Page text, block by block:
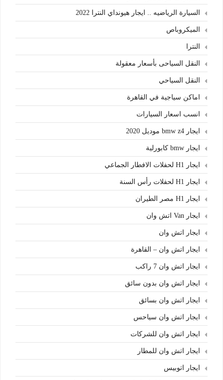
السيارة الرياضيه .. ايجار هيونداي النترا 2022
الميكروباص
النترا
النقل السياحى بأسعار معقولة
النقل السياحي
اماكن سياجية في القاهرة
انسب اسعار السيارات
ايجار bmw z4 موديل 2020
ايجار bmw كابورلية
ايجار H1 لحفلات الافطار الجماعي
ايجار H1 لحفلات رأس السنة
ايجار H1 مصر الطيران
ايجار Van اتش وان
ايجار اتش وان
ايجار اتش وان – القاهرة
ايجار اتش وان 7 راكب
ايجار اتش وان بدون سائق
ايجار اتش وان بسائق
ايجار اتش وان سياحس
ايجار اتش وان للشركات
ايجار اتش وان للمطار
ايجار اتوبيس